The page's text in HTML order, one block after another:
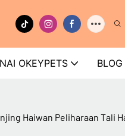
OKEYPETS BLOG
Haiwan Peliharaan Tali